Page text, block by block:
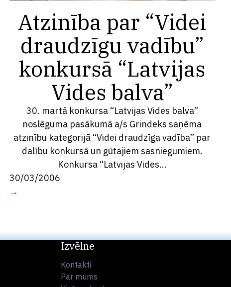
Atzinība par “Videi
draudzīgu vadību”
konkursā “Latvijas
Vides balva”
30. martā konkursa “Latvijas Vides balva”
noslēguma pasākumā a/s Grindeks saņēma
atzinību kategorijā “Videi draudzīga vadība” par
dalību konkursā un gūtajiem sasniegumiem.
Konkursa “Latvijas Vides...
30/03/2006
→
Izvēlne
Kontakti
Par mums